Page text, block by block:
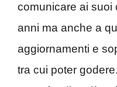
comunicare ai suoi
anni ma anche a
aggiornamenti e
tra cui poter